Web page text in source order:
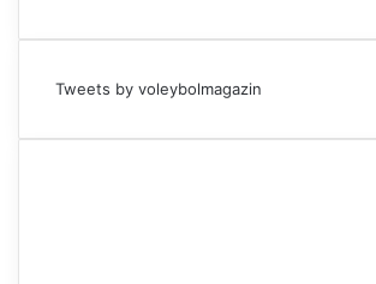
Tweets by voleybolmagazin